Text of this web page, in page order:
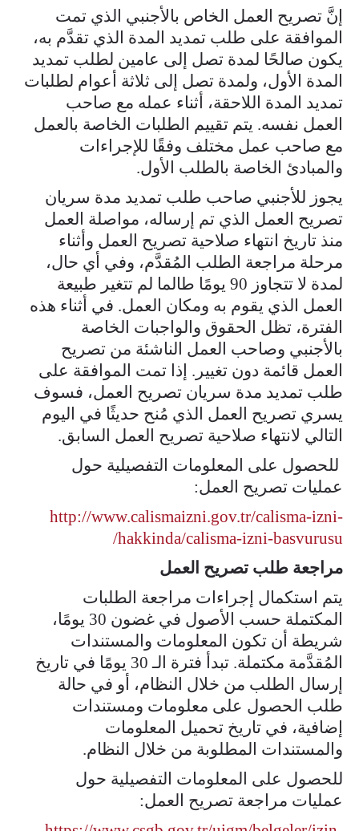
إنَّ تصريح العمل الخاص بالأجنبي الذي تمت
الموافقة على طلب تمديد المدة الذي تقدَّم به،
يكون صالحًا لمدة تصل إلى عامين لطلب تمديد
المدة الأول، ولمدة تصل إلى ثلاثة أعوام لطلبات
تمديد المدة اللاحقة، أثناء عمله مع صاحب
العمل نفسه. يتم تقييم الطلبات الخاصة بالعمل
مع صاحب عمل مختلف وفقًا للإجراءات
والمبادئ الخاصة بالطلب الأول.
يجوز للأجنبي صاحب طلب تمديد مدة سريان
تصريح العمل الذي تم إرساله، مواصلة العمل
منذ تاريخ انتهاء صلاحية تصريح العمل وأثناء
مرحلة مراجعة الطلب المُقدَّم، وفي أي حال،
لمدة لا تتجاوز 90 يومًا طالما لم تتغير طبيعة
العمل الذي يقوم به ومكان العمل. في أثناء هذه
الفترة، تظل الحقوق والواجبات الخاصة
بالأجنبي وصاحب العمل الناشئة من تصريح
العمل قائمة دون تغيير. إذا تمت الموافقة على
طلب تمديد مدة سريان تصريح العمل، فسوف
يسري تصريح العمل الذي مُنح حديثًا في اليوم
التالي لانتهاء صلاحية تصريح العمل السابق.
للحصول على المعلومات التفصيلية حول
عمليات تصريح العمل:
http://www.calismaizni.gov.tr/calisma-izni-
hakkinda/calisma-izni-basvurusu/​
مراجعة طلب تصريح العمل
يتم استكمال إجراءات مراجعة الطلبات
المكتملة حسب الأصول في غضون 30 يومًا،
شريطة أن تكون المعلومات والمستندات
المُقدَّمة مكتملة. تبدأ فترة الـ 30 يومًا في تاريخ
إرسال الطلب من خلال النظام، أو في حالة
طلب الحصول على معلومات ومستندات
إضافية، في تاريخ تحميل المعلومات
والمستندات المطلوبة من خلال النظام.
للحصول على المعلومات التفصيلية حول
عمليات مراجعة تصريح العمل: